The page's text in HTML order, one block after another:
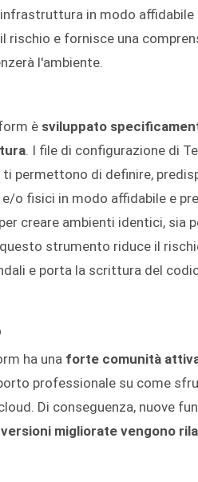
in modo affidabile
e fornisce una
l'ambiente.
è sviluppato
. I file di configurazione di
permettono di definire,
o fisici in modo affidabile e
creare ambienti identici, sia
strumento riduce il
e porta la scrittura del
ha una forte comunità
professionale su come
Di conseguenza, nuove
versioni migliorate vengono